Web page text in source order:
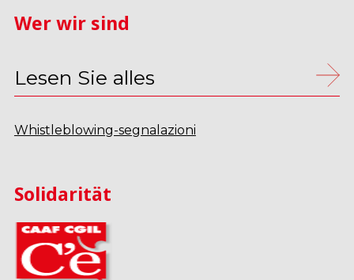
Wer wir sind
Lesen Sie alles
Whistleblowing-segnalazioni
Solidarität